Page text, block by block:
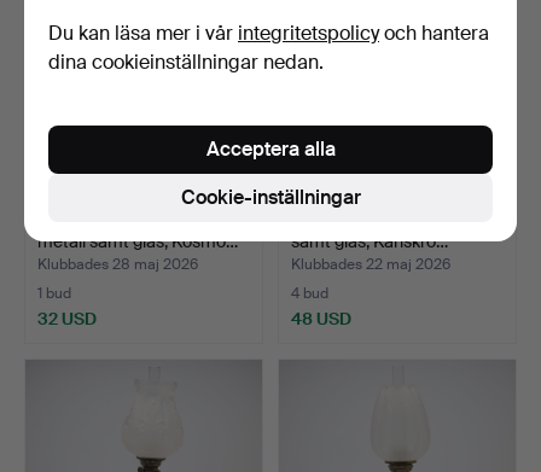
metall samt glas, Kosmo…
Klubbades 28 maj 2026
1 bud
32 USD
samt glas, Karlskro…
Klubbades 22 maj 2026
4 bud
48 USD
Du kan läsa mer i vår integritetspolicyoch hantera
dina cookieinställningar nedan.
Cookie-inställningar
Acceptera alla